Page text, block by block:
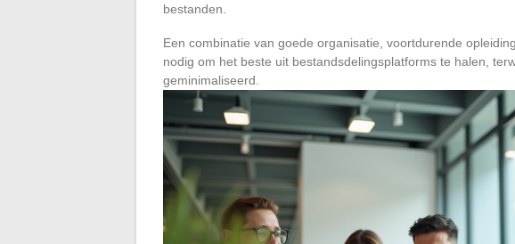
bestanden.
Een combinatie van goede organisatie, voortdurende
nodig om het beste uit bestandsdelingsplatforms te halen,
geminimaliseerd.